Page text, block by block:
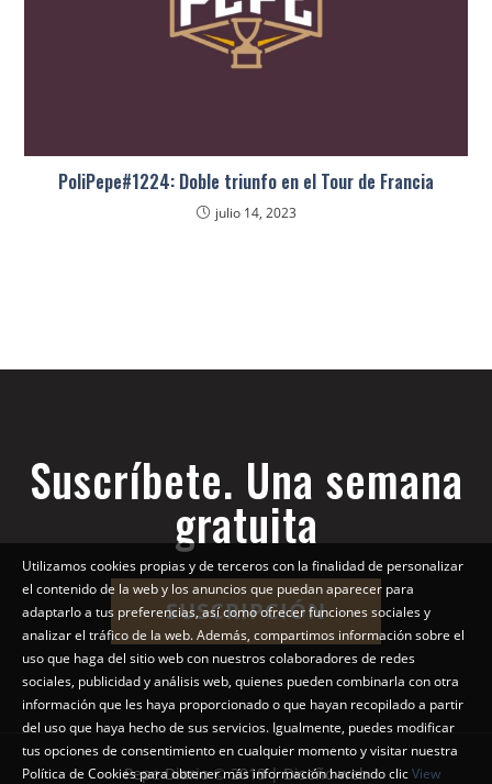
PoliPepe#1224: Doble triunfo en el Tour de Francia
julio 14, 2023
Suscríbete. Una semana
gratuita
SUSCRIPCIÓN
Pepe Diario © 2018 | Diseño web
Utilizamos cookies propias y de terceros con la finalidad de personalizar
el contenido de la web y los anuncios que puedan aparecer para
adaptarlo a tus preferencias, así como ofrecer funciones sociales y
analizar el tráfico de la web. Además, compartimos información sobre el
uso que haga del sitio web con nuestros colaboradores de redes
sociales, publicidad y análisis web, quienes pueden combinarla con otra
información que les haya proporcionado o que hayan recopilado a partir
del uso que haya hecho de sus servicios. Igualmente, puedes modificar
tus opciones de consentimiento en cualquier momento y visitar nuestra
Política de Cookies para obtener más información haciendo clicView